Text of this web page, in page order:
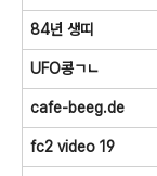
84년 생띠
UFO콩ㄱㄴ
cafe-beeg.de
fc2 video 19